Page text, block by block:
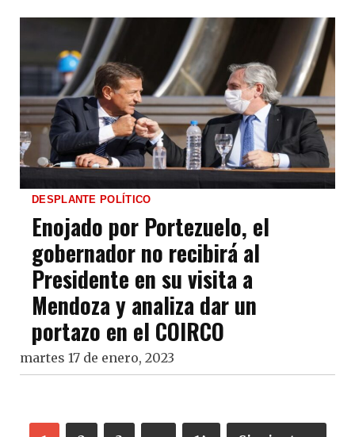
DESPLANTE POLÍTICO
Enojado por Portezuelo, el
gobernador no recibirá al
Presidente en su visita a
Mendoza y analiza dar un
portazo en el COIRCO
martes 17 de enero, 2023